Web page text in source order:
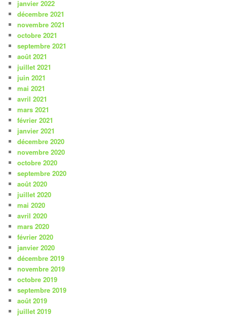
janvier 2022
décembre 2021
novembre 2021
octobre 2021
septembre 2021
août 2021
juillet 2021
juin 2021
mai 2021
avril 2021
mars 2021
février 2021
janvier 2021
décembre 2020
novembre 2020
octobre 2020
septembre 2020
août 2020
juillet 2020
mai 2020
avril 2020
mars 2020
février 2020
janvier 2020
décembre 2019
novembre 2019
octobre 2019
septembre 2019
août 2019
juillet 2019